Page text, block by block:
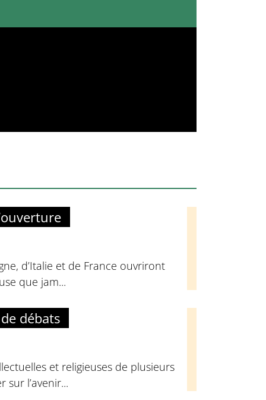
d’Italie et de France ouvriront
que jam...
débats
et religieuses de plusieurs
l’avenir...